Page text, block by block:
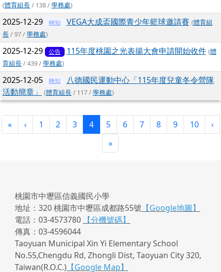
(體育組長/ 138 /學務處)
2025-12-29 轉知 VEGA大成盃國際青少年籃球邀請賽 (體育組
長/ 97 /學務處)
2025-12-29 公告 115年度桃園之光表揚大會申請開始收件 (體
育組長/ 439 /學務處)
2025-12-05 轉知
八德國民運動中心「115年度兒童冬令營隊
活動簡章」
(體育組長/ 117 /學務處)
«第一頁
‹上一頁
1 2 3 4(目前頁次)
5 6 7 8 9 10 ›
»最後頁
桃園市中壢區信義國民小學
地址：320 桃園市中壢區成都路55號 【Google地圖】
電話：03-4573780
【分機號碼】
傳真：03-4596044
Taoyuan Municipal Xin Yi Elementary School
No.55,Chengdu Rd, Zhongli Dist, Taoyuan City 320,
Taiwan(R.O.C.) 【Google Map】